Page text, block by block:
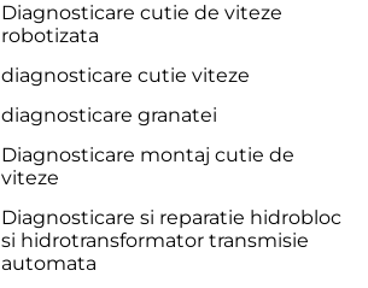
Diagnosticare cutie de viteze
robotizata
diagnosticare cutie viteze
diagnosticare granatei
Diagnosticare montaj cutie de
viteze
Diagnosticare si reparatie hidrobloc
si hidrotransformator transmisie
automata